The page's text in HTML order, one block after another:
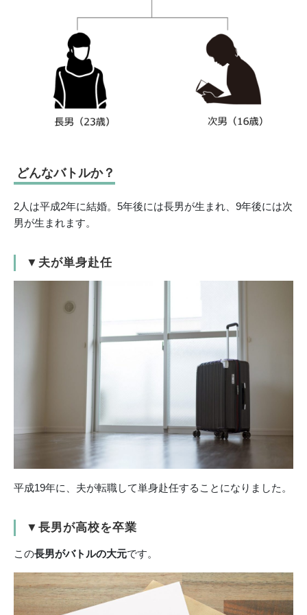
どんなバトルか？
2人は平成2年に結婚。5年後には長男が生まれ、9年後には次
男が生まれます。
▼夫が単身赴任
平成19年に、夫が転職して単身赴任することになりました。
▼長男が高校を卒業
この長男がバトルの大元です。